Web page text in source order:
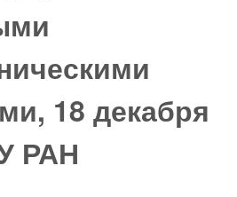
18 декабря
РАН